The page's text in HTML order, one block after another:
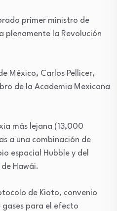
primer ministro de
plenamente la Revolución
México, Carlos Pellicer,
de la Academia Mexicana
más lejana (13,000
a una combinación de
espacial Hubble y del
Hawái.
de Kioto, convenio
para el efecto